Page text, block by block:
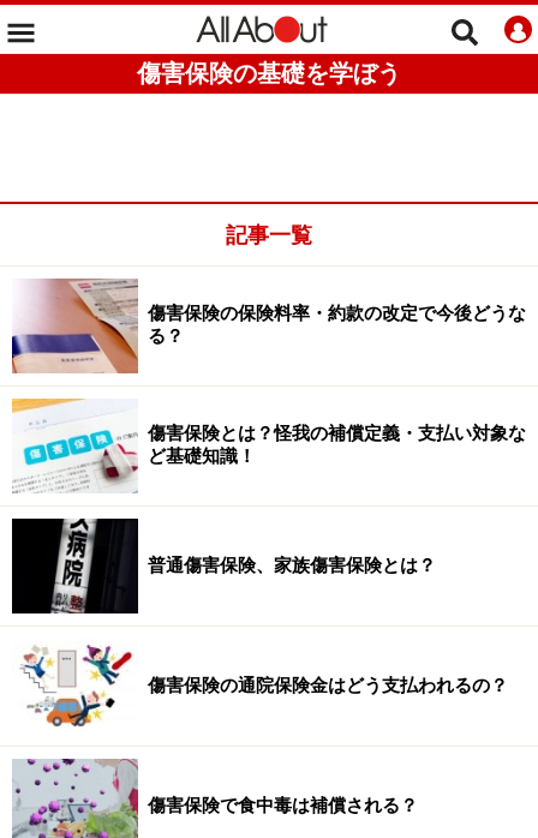
傷害保険の基礎を学ぼう
記事一覧
傷害保険の保険料率・約款の改定で今後どうな
る？
傷害保険とは？怪我の補償定義・支払い対象な
ど基礎知識！
普通傷害保険、家族傷害保険とは？
傷害保険の通院保険金はどう支払われるの？
傷害保険で食中毒は補償される？